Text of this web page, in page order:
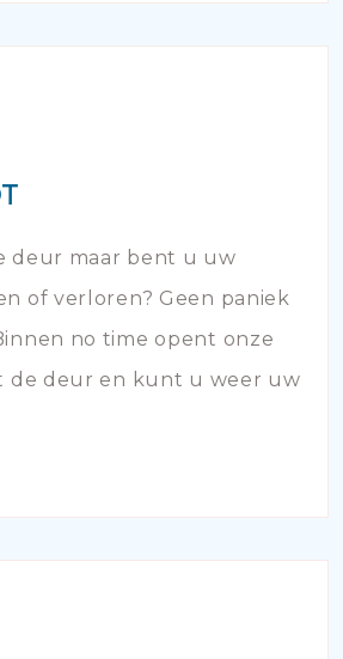
deur maar bent u uw
of verloren? Geen paniek
no time opent onze
de deur en kunt u weer uw